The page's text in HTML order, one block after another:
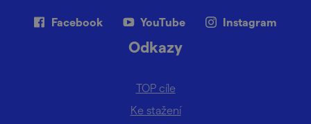
Facebook YouTube Instagram
Odkazy
TOP cíle
Ke stažení